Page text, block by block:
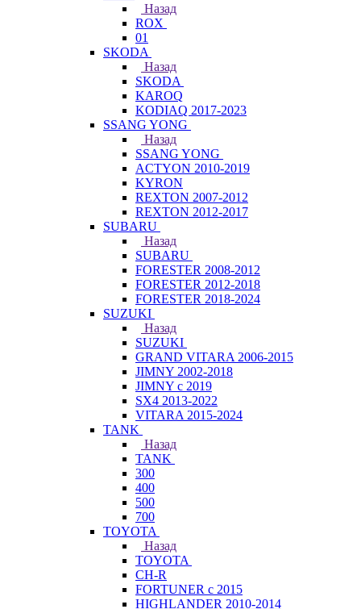
Назад
ROX
01
SKODA
Назад
SKODA
KAROQ
KODIAQ 2017-2023
SSANG YONG
Назад
SSANG YONG
ACTYON 2010-2019
KYRON
REXTON 2007-2012
REXTON 2012-2017
SUBARU
Назад
SUBARU
FORESTER 2008-2012
FORESTER 2012-2018
FORESTER 2018-2024
SUZUKI
Назад
SUZUKI
GRAND VITARA 2006-2015
JIMNY 2002-2018
JIMNY с 2019
SX4 2013-2022
VITARA 2015-2024
TANK
Назад
TANK
300
400
500
700
TOYOTA
Назад
TOYOTA
CH-R
FORTUNER с 2015
HIGHLANDER 2010-2014